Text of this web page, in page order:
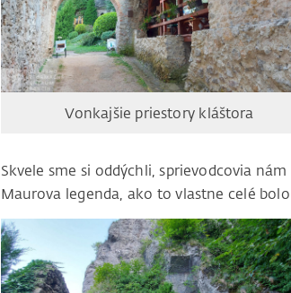
Vonkajšie priestory kláštora
Skvele sme si oddýchli, sprievodcovia
Maurova legenda, ako to vlastne celé